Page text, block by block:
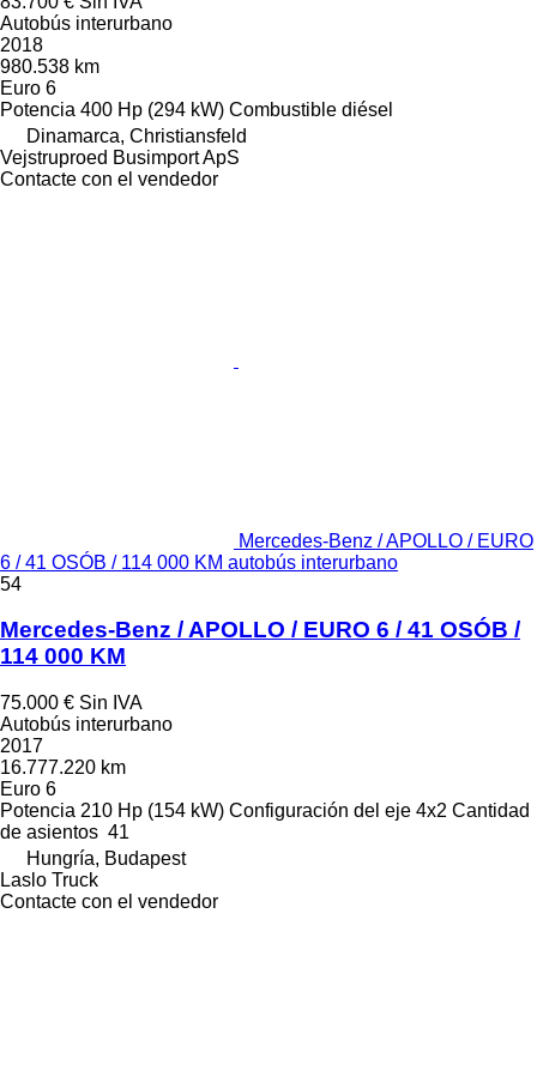
Autobús interurbano
2018
980.538 km
Euro 6
Potencia 400 Hp (294 kW) Combustible diésel
Dinamarca, Christiansfeld
Vejstruproed Busimport ApS
Contacte con el vendedor
Mercedes-Benz / APOLLO / EURO
6 / 41 OSÓB / 114 000 KM autobús interurbano
54
Mercedes-Benz / APOLLO / EURO 6 / 41 OSÓB /
114 000 KM
75.000 € Sin IVA
Autobús interurbano
2017
16.777.220 km
Euro 6
Potencia 210 Hp (154 kW) Configuración del eje 4x2 Cantidad
de asientos 41
Hungría, Budapest
Laslo Truck
Contacte con el vendedor